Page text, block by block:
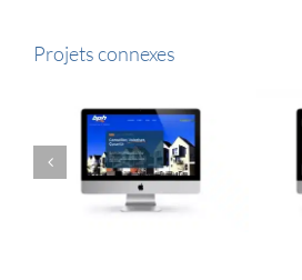
Projets connexes
BPH Site